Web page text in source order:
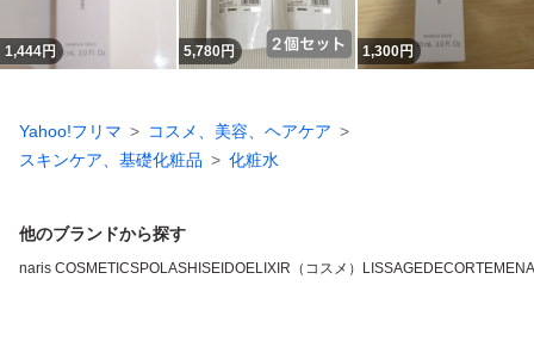
1,444円 5,780円 1,300円
Yahoo!フリマ
コスメ、美容、ヘアケア
スキンケア、基礎化粧品
化粧水
他のブランドから探す
naris COSMETICSPOLASHISEIDOELIXIR（コスメ） LISSAGEDECORTE